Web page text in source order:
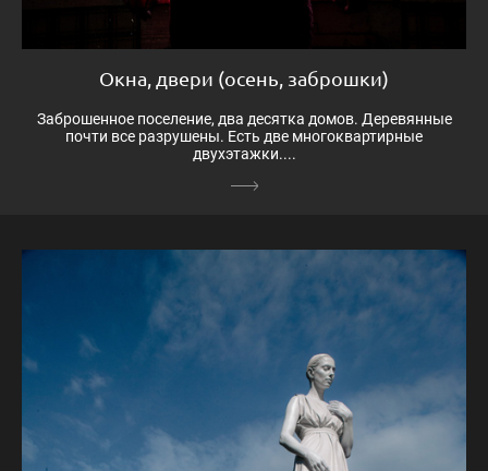
Окна, двери (осень, заброшки)
Заброшенное поселение, два десятка домов. Деревянные
почти все разрушены. Есть две многоквартирные
двухэтажки....